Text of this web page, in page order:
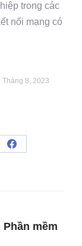
trong các
nối mạng có
Tháng 8, 2023
Share
mềm